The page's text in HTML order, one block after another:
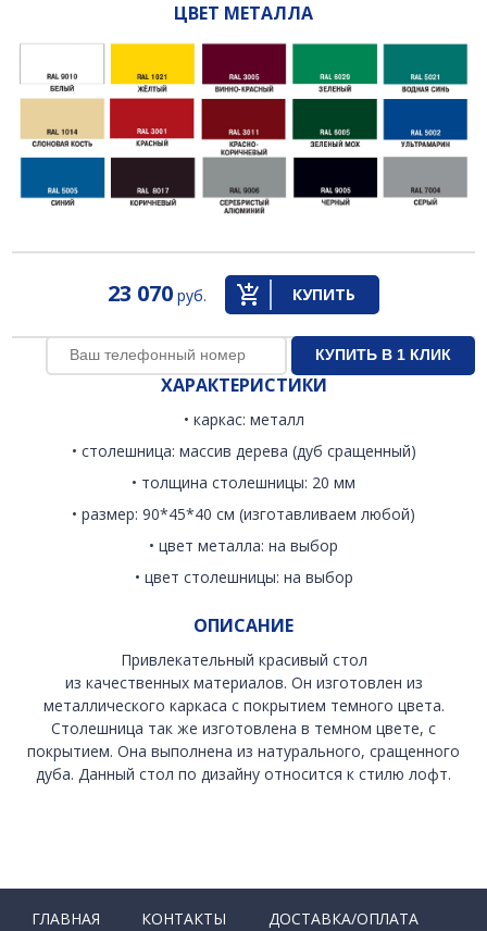
ЦВЕТ МЕТАЛЛА
23 070 руб. КУПИТЬ
ХАРАКТЕРИСТИКИ
• каркас: металл
• столешница: массив дерева (дуб сращенный)
• толщина столешницы: 20 мм
• размер: 90*45*40 см (изготавливаем любой)
• цвет металла: на выбор
• цвет столешницы: на выбор
ОПИСАНИЕ
Привлекательный красивый стол
из качественных материалов. Он изготовлен из
металлического каркаса с покрытием темного цвета.
Столешница так же изготовлена в темном цвете, с
покрытием. Она выполнена из натурального, сращенного
дуба. Данный стол по дизайну относится к стилю лофт.
ГЛАВНАЯ КОНТАКТЫ ДОСТАВКА/ОПЛАТА